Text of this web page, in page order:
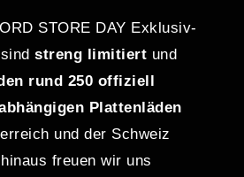
STORE DAY Exklusiv-
streng limitiert und
rund 250 offiziell
Plattenläden
und der Schweiz
freuen wir uns